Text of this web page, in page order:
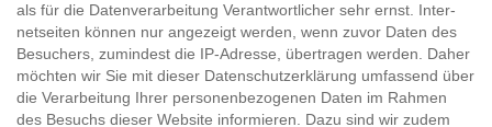
als für die Da­ten­ver­ar­bei­tung Ver­ant­wort­li­cher sehr ernst. In­ter­
net­sei­ten kön­nen nur an­ge­zeigt wer­den, wenn zuvor Daten des
Be­su­chers, zu­min­dest die IP-​Adres­se, über­tra­gen wer­den. Daher
möch­ten wir Sie mit die­ser Da­ten­schutz­er­klä­rung um­fas­send über
die Ver­ar­bei­tung Ihrer per­so­nen­be­zo­ge­nen Daten im Rah­men
des Be­suchs die­ser Web­site in­for­mie­ren. Dazu sind wir zudem